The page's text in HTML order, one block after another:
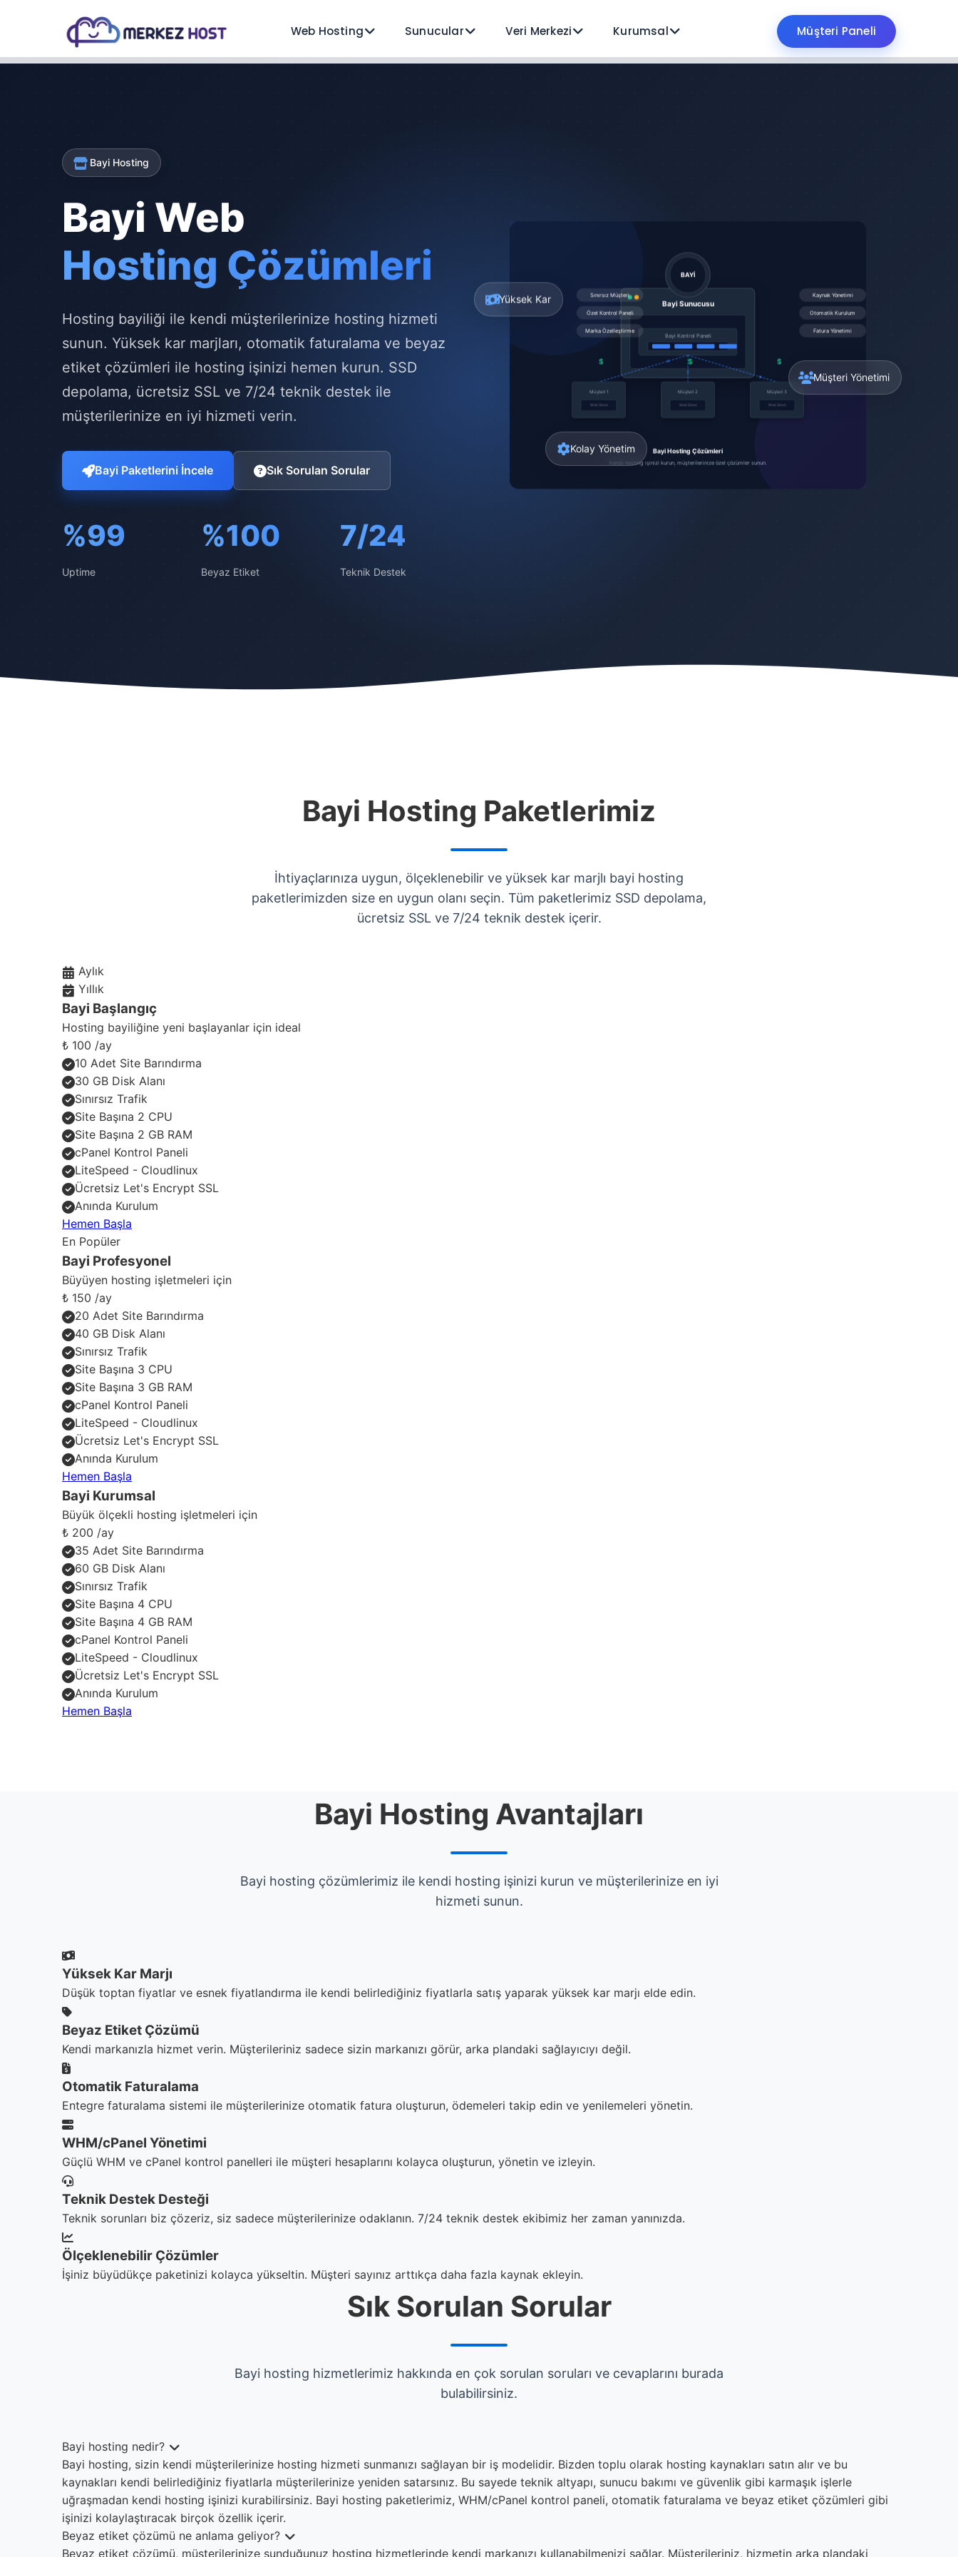
Web Hosting Sunucular Veri Merkezi Kurumsal Müşteri Paneli
Bayi Hosting
Bayi Web
Hosting Çözümleri
Hosting bayiliği ile kendi müşterilerinize hosting hizmeti
sunun. Yüksek kar marjları, otomatik faturalama ve beyaz
etiket çözümleri ile hosting işinizi hemen kurun. SSD
depolama, ücretsiz SSL ve 7/24 teknik destek ile
müşterilerinize en iyi hizmeti verin.
Bayi Paketlerini İncele Sık Sorulan Sorular
%99
Uptime
%100
Beyaz Etiket
7/24
Teknik Destek
Yüksek Kar
Müşteri Yönetimi
Kolay Yönetim
Bayi Hosting Paketlerimiz
İhtiyaçlarınıza uygun, ölçeklenebilir ve yüksek kar marjlı bayi hosting
paketlerimizden size en uygun olanı seçin. Tüm paketlerimiz SSD depolama,
ücretsiz SSL ve 7/24 teknik destek içerir.
Aylık
Yıllık
Bayi Başlangıç
Hosting bayiliğine yeni başlayanlar için ideal
₺ 100 /ay
10 Adet Site Barındırma
30 GB Disk Alanı
Sınırsız Trafik
Site Başına 2 CPU
Site Başına 2 GB RAM
cPanel Kontrol Paneli
LiteSpeed - Cloudlinux
Ücretsiz Let's Encrypt SSL
Anında Kurulum
Hemen Başla
En Popüler
Bayi Profesyonel
Büyüyen hosting işletmeleri için
₺ 150 /ay
20 Adet Site Barındırma
40 GB Disk Alanı
Sınırsız Trafik
Site Başına 3 CPU
Site Başına 3 GB RAM
cPanel Kontrol Paneli
LiteSpeed - Cloudlinux
Ücretsiz Let's Encrypt SSL
Anında Kurulum
Hemen Başla
Bayi Kurumsal
Büyük ölçekli hosting işletmeleri için
₺ 200 /ay
35 Adet Site Barındırma
60 GB Disk Alanı
Sınırsız Trafik
Site Başına 4 CPU
Site Başına 4 GB RAM
cPanel Kontrol Paneli
LiteSpeed - Cloudlinux
Ücretsiz Let's Encrypt SSL
Anında Kurulum
Hemen Başla
Bayi Hosting Avantajları
Bayi hosting çözümlerimiz ile kendi hosting işinizi kurun ve müşterilerinize en iyi
hizmeti sunun.
Yüksek Kar Marjı
Düşük toptan fiyatlar ve esnek fiyatlandırma ile kendi belirlediğiniz fiyatlarla satış yaparak yüksek kar marjı elde edin.
Beyaz Etiket Çözümü
Kendi markanızla hizmet verin. Müşterileriniz sadece sizin markanızı görür, arka plandaki sağlayıcıyı değil.
Otomatik Faturalama
Entegre faturalama sistemi ile müşterilerinize otomatik fatura oluşturun, ödemeleri takip edin ve yenilemeleri yönetin.
WHM/cPanel Yönetimi
Güçlü WHM ve cPanel kontrol panelleri ile müşteri hesaplarını kolayca oluşturun, yönetin ve izleyin.
Teknik Destek Desteği
Teknik sorunları biz çözeriz, siz sadece müşterilerinize odaklanın. 7/24 teknik destek ekibimiz her zaman yanınızda.
Ölçeklenebilir Çözümler
İşiniz büyüdükçe paketinizi kolayca yükseltin. Müşteri sayınız arttıkça daha fazla kaynak ekleyin.
Sık Sorulan Sorular
Bayi hosting hizmetlerimiz hakkında en çok sorulan soruları ve cevaplarını burada
bulabilirsiniz.
Bayi hosting nedir?
Bayi hosting, sizin kendi müşterilerinize hosting hizmeti sunmanızı sağlayan bir iş modelidir. Bizden toplu olarak hosting kaynakları satın alır ve bu
kaynakları kendi belirlediğiniz fiyatlarla müşterilerinize yeniden satarsınız. Bu sayede teknik altyapı, sunucu bakımı ve güvenlik gibi karmaşık işlerle
uğraşmadan kendi hosting işinizi kurabilirsiniz. Bayi hosting paketlerimiz, WHM/cPanel kontrol paneli, otomatik faturalama ve beyaz etiket çözümleri gibi
işinizi kolaylaştıracak birçok özellik içerir.
Beyaz etiket çözümü ne anlama geliyor?
Beyaz etiket çözümü, müşterilerinize sunduğunuz hosting hizmetlerinde kendi markanızı kullanabilmenizi sağlar. Müşterileriniz, hizmetin arka plandaki